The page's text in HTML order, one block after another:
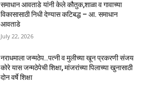
समाधान आवताडे यांनी केले कौतुक,शाळा व गावाच्या
विकासासाठी निधी देण्यास कटिबद्ध – आ. समाधान
आवताडे
July 22, 2026
नराधमाला जन्मठेप..पत्नी व मुलीच्या खून प्रकरणी संजय
कोरे यास जन्मठेपेची शिक्षा, मांजरांच्या पिलाच्या खुनासाठी
दोन वर्षे शिक्षा